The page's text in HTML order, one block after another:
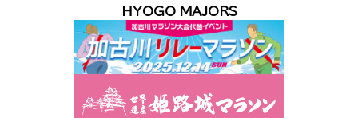
HYOGO MAJORS